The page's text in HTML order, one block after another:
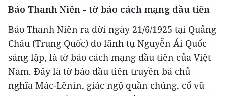
Báo Thanh Niên - tờ báo cách mạng đầu tiên
Báo Thanh Niên ra đời ngày 21/6/1925 tại Quảng
Châu (Trung Quốc) do lãnh tụ Nguyễn Ái Quốc
sáng lập, là tờ báo cách mạng đầu tiên của Việt
Nam. Đây là tờ báo đầu tiên truyền bá chủ
nghĩa Mác-Lênin, giác ngộ quần chúng, cổ vũ